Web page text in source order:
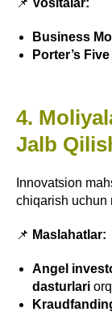
📌 Vositalar:
Business
Porter’s
4.
Jalb
Innovatsion
chiqarish uchun
📌 Maslahatlar:
Angel
dasturlari